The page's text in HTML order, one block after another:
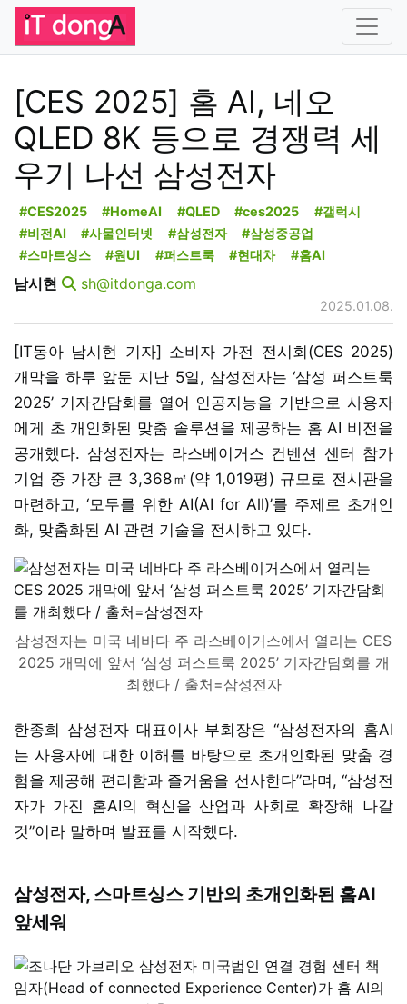
[CES 2025] 홈 AI, 네오
QLED 8K 등으로 경쟁력 세
우기 나선 삼성전자
#CES2025 #HomeAI #QLED #ces2025
#갤럭시
#비전AI
#사물인터넷 #삼성전자
#삼성중공업
#스마트싱스
#원UI #퍼스트룩 #현대차 #홈AI
남시현 sh@itdonga.com
2025.01.08.
[IT동아 남시현 기자] 소비자 가전 전시회(CES 2025)
개막을 하루 앞둔 지난 5일, 삼성전자는 ‘삼성 퍼스트룩
2025’ 기자간담회를 열어 인공지능을 기반으로 사용자
에게 초 개인화된 맞춤 솔루션을 제공하는 홈 AI 비전을
공개했다. 삼성전자는 라스베이거스 컨벤션 센터 참가
기업 중 가장 큰 3,368㎡(약 1,019평) 규모로 전시관을
마련하고, ‘모두를 위한 AI(AI for All)’를 주제로 초개인
화, 맞춤화된 AI 관련 기술을 전시하고 있다.
삼성전자는 미국 네바다 주 라스베이거스에서 열리는 CES
2025 개막에 앞서 ‘삼성 퍼스트룩 2025’ 기자간담회를 개
최했다 / 출처=삼성전자
한종희 삼성전자 대표이사 부회장은 “삼성전자의 홈AI
는 사용자에 대한 이해를 바탕으로 초개인화된 맞춤 경
험을 제공해 편리함과 즐거움을 선사한다”라며, “삼성전
자가 가진 홈AI의 혁신을 산업과 사회로 확장해 나갈
것”이라 말하며 발표를 시작했다.
삼성전자, 스마트싱스 기반의 초개인화된 홈AI
앞세워